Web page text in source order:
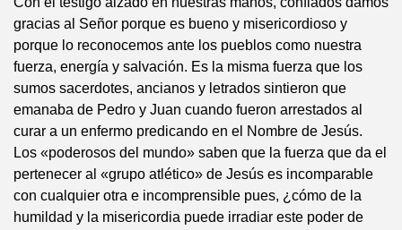
gracias al Señor porque es bueno y misericordioso y
porque lo reconocemos ante los pueblos como nuestra
fuerza, energía y salvación. Es la misma fuerza que los
sumos sacerdotes, ancianos y letrados sintieron que
emanaba de Pedro y Juan cuando fueron arrestados al
curar a un enfermo predicando en el Nombre de Jesús.
Los «poderosos del mundo» saben que la fuerza que da el
pertenecer al «grupo atlético» de Jesús es incomparable
con cualquier otra e incomprensible pues, ¿cómo de la
humildad y la misericordia puede irradiar este poder de